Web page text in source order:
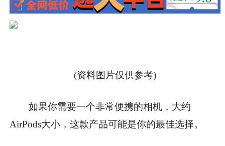
(资料图片仅供参考)
如果你需要一个非常便携的相机，大约
AirPods大小，这款产品可能是你的最佳选择。